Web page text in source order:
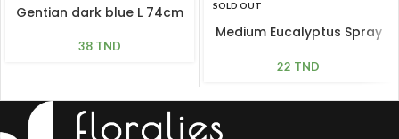
Gentian dark blue L 74cm
38 TND
SOLD OUT
Medium Eucalyptus Spray
22 TND